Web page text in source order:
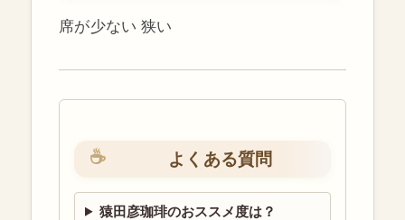
席が少ない 狭い
よくある質問
猿田彦珈琲のおススメ度は？